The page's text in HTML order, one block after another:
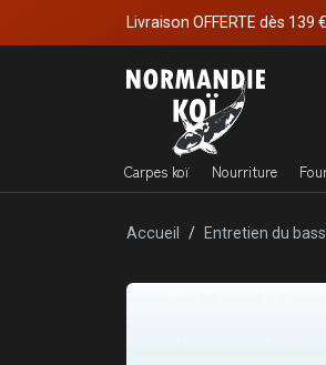
Livraison OFFERTE dès
Carpes koï Nourriture
Accueil Entretien du